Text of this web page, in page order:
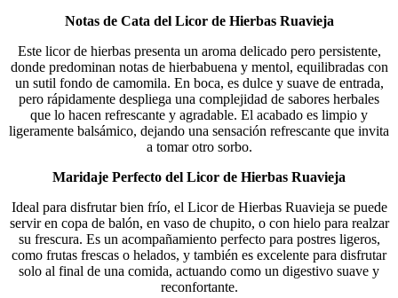
Notas de Cata del Licor de Hierbas Ruavieja
Este licor de hierbas presenta un aroma delicado pero persistente,
donde predominan notas de hierbabuena y mentol, equilibradas con
un sutil fondo de camomila. En boca, es dulce y suave de entrada,
pero rápidamente despliega una complejidad de sabores herbales
que lo hacen refrescante y agradable. El acabado es limpio y
ligeramente balsámico, dejando una sensación refrescante que invita
a tomar otro sorbo.
Maridaje Perfecto del Licor de Hierbas Ruavieja
Ideal para disfrutar bien frío, el Licor de Hierbas Ruavieja se puede
servir en copa de balón, en vaso de chupito, o con hielo para realzar
su frescura. Es un acompañamiento perfecto para postres ligeros,
como frutas frescas o helados, y también es excelente para disfrutar
solo al final de una comida, actuando como un digestivo suave y
reconfortante.